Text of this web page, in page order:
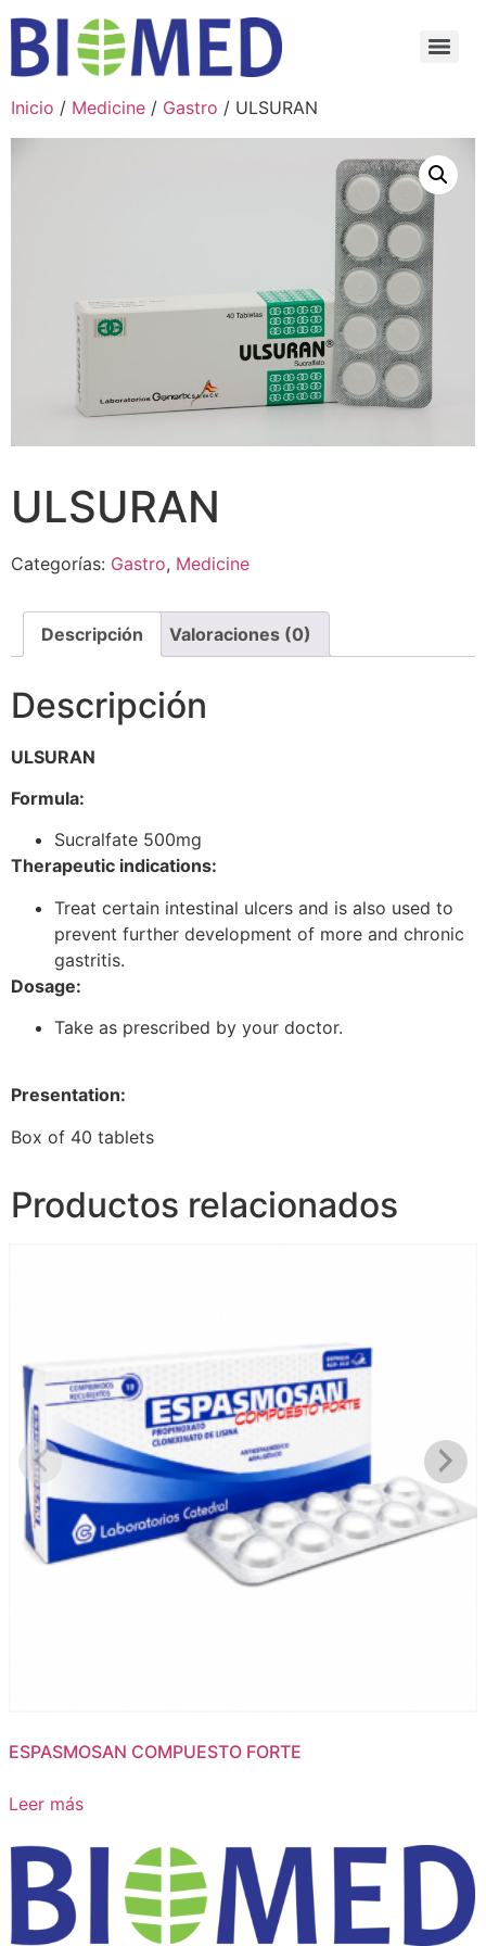
Inicio / Medicine / Gastro / ULSURAN
ULSURAN
Categorías: Gastro, Medicine
Descripción Valoraciones (0)
Descripción
ULSURAN
Formula:
Sucralfate 500mg
Therapeutic indications:
Treat certain intestinal ulcers and is also used to
prevent further development of more and chronic
gastritis.
Dosage:
Take as prescribed by your doctor.
Presentation:
Box of 40 tablets
Productos relacionados
ESPASMOSAN COMPUESTO FORTE
Leer más